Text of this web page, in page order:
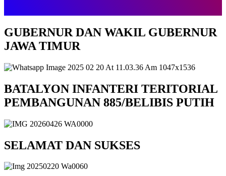
GUBERNUR DAN WAKIL GUBERNUR
JAWA TIMUR
BATALYON INFANTERI TERITORIAL
PEMBANGUNAN 885/BELIBIS PUTIH
SELAMAT DAN SUKSES